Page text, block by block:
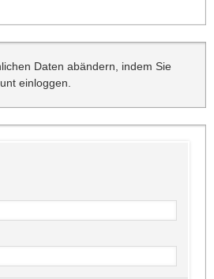
Daten abändern, indem Sie
einloggen.